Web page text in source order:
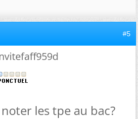
#5
les tpe au bac?